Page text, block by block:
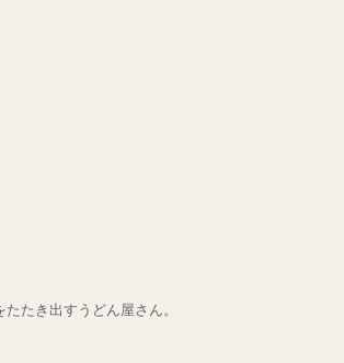
たき出すうどん屋さん。